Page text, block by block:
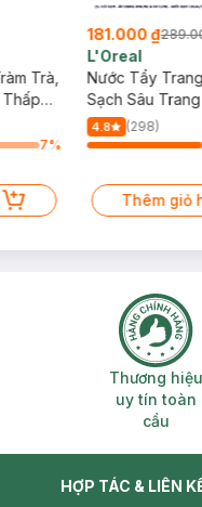
Trà,
Thấp
7%
181.000 ₫
L'Oreal
Nước Tẩy
Sạch Sâu
4.8 (298)
Thêm giỏ
trả miễn phíThương hiệu
uy tín toàn
cầu
HỢP TÁC & LIÊN